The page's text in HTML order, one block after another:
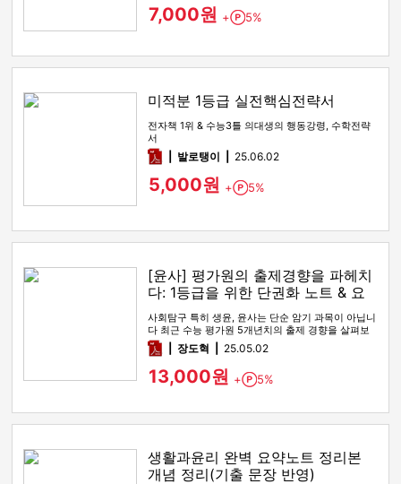
7,000원 + Point
5%
미적분 1등급 실전핵심전략서
전자책 1위 & 수능3틀 의대생의 행동강령, 수학전략
서
pdf발로탱이 25.06.02
5,000원 + Point
5%
[윤사] 평가원의 출제경향을 파헤치
다: 1등급을 위한 단권화 노트 & 요
약본
사회탐구 특히 생윤, 윤사는 단순 암기 과목이 아닙니
다 최근 수능 평가원 5개년치의 출제 경향을 살펴보
면 2022 9모, 2…
pdf장도혁 25.05.02
13,000원 + Point
5%
생활과윤리 완벽 요약노트 정리본
개념 정리(기출 문장 반영)